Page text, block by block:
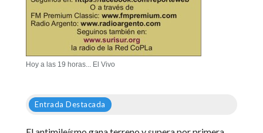
Hoy a las 19 horas... El Vivo
Entrada Destacada